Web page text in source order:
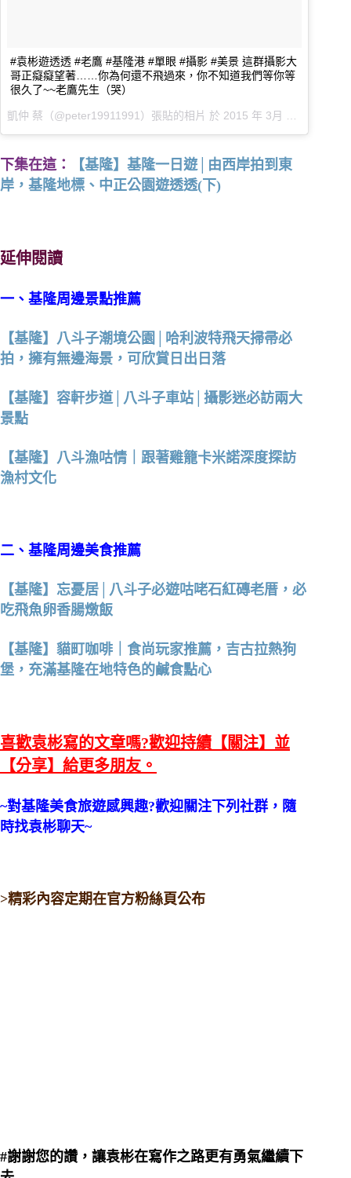
#袁彬遊透透 #老鷹 #基隆港 #單眼 #攝影 #美景 這群攝影大
哥正癡癡望著……你為何還不飛過來，你不知道我們等你等
很久了~~老鷹先生（哭）
凱仲 蔡（@peter19911991）張貼的相片 於 2015 年 3月 月 31 1:40上午 PDT 張貼
下集在這：
【基隆】基隆一日遊│由西岸拍到東
岸，基隆地標、中正公園遊透透(下)
延伸閱讀
一、基隆周邊景點推薦
【基隆】八斗子潮境公園│哈利波特飛天掃帚必
拍，擁有無邊海景，可欣賞日出日落
【基隆】容軒步道│八斗子車站│攝影迷必訪兩大
景點
【基隆】八斗漁咕情｜跟著雞籠卡米諾深度探訪
漁村文化
二、基隆周邊美食推薦
【基隆】忘憂居│八斗子必遊咕咾石紅磚老厝，必
吃飛魚卵香腸燉飯
【基隆】貓町咖啡｜食尚玩家推薦，吉古拉熱狗
堡，充滿基隆在地特色的鹹食點心
喜歡袁彬寫的文章嗎?歡迎持續【關注】並
【分享】給更多朋友。
~對基隆美食旅遊感興趣?歡迎關注下列社群，隨
時找袁彬聊天~
>精彩內容定期在官方粉絲頁公布
#謝謝您的讚，讓袁彬在寫作之路更有勇氣繼續下